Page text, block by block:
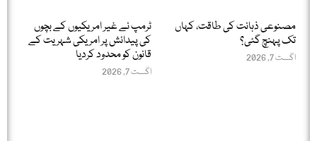
مصنوعی ذہانت کی طاقت، کہاں
تک پہنچ گئی؟
اگست 7, 2026
ٹرمپ نے غیر امریکیوں کے بچوں
کی پیدائش پر امریکی شہریت کے
قانون کو محدود کردیا
اگست 7, 2026